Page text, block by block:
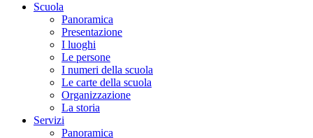
Scuola
Panoramica
Presentazione
I luoghi
Le persone
I numeri della scuola
Le carte della scuola
Organizzazione
La storia
Servizi
Panoramica